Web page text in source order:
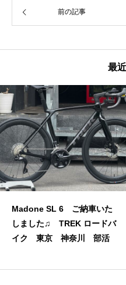
前の記事
最
Madone SL 6 ご納車いた
しました♫ TREK ロードバ
イク 東京 神奈川 部活